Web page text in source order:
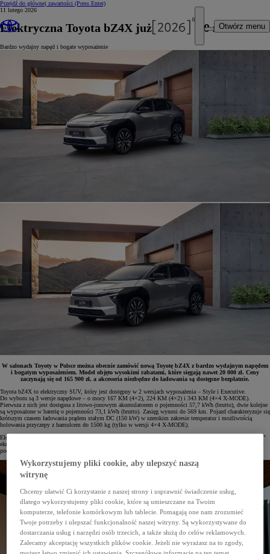
Przejdź do głównej zawartości (Press Enter)
Otwórz menu
11 lutego 2026
Elektryczna Toyota bZ4X już od 165 900 zł
Bardzo wydajny napęd i bogate wyposażenie
W salonach Toyoty w Polsce można obecnie zamówić nową Toyotę bZ4X z bardzo wydajnym napędem
i bogatym wyposażeniem. Model objęto wysokimi rabatami, które sięgają nawet 20 000 zł. Ceny
zaczynają się od 165 900 zł, a akcesoria niezbędne do ładowania są dostępne bezpłatnie.
Toyota bZ4X to elektryczny SUV, który jest dostępny w 2 wersjach wyposażenia – Style i Executive.
Do wyboru są 3 wersje napędowe – o mocy 167 KM (4×2), 224 KM (4×2) i 343 KM (4×4 X-MODE).
Pierwsza z nich jest dostępna z litowo-jonowym akumulatorem o pojemności 57,7 kWh (brutto), dwie kolejne
są wyposażone w baterię o pojemności 73,1 kWh (brutto). Zasięg wynosi do 569 km. Pojazd charakteryzuje się
krótszym czasem ładowania prądem stałym DC (150 kW) w szerokim zakresie temperatur i możliwością
holowania przyczepy z hamulcem do 1500 kg (tylko w wersji 4×4 X-MODE).
Elektryczny SUV Toyoty wyróżnia się na drodze dzięki nowoczesnej stylistyce, a udoskonalone wnętrze z 14"
ekranem systemu multimedialnego i nową konsolą z 2 ładowarkami indukcyjnymi zapewnia wysoki komfort
podróżowania.
Wykorzystujemy pliki cookie, aby ulepszyć naszą
witrynę
Chcemy ułatwić Ci korzystanie z naszej strony i usprawnić świadczenie usług,
dlatego wykorzystujemy pliki cookie, które są umieszczane na Twoim
komputerze, telefonie komórkowym lub tablecie. Pomagają one nam zrozumieć
Twoje potrzeby i ulepszać funkcjonalność naszej witryny. Są wykorzystywane do
dostarczania usług i narzędzi osób trzecich, a także służą do celów reklamowych.
Zalecamy akceptację wszystkich plików cookie. Jeżeli nie wyrażasz na to zgody,